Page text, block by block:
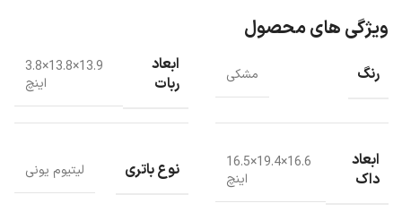
ویژگی های محصول
رنگ مشکی
ابعاد
ربات
13.9×13.8×3.8
اینچ
ابعاد
داک
16.6×19.4×16.5
اینچ
نوع باتری لیتیوم یونی